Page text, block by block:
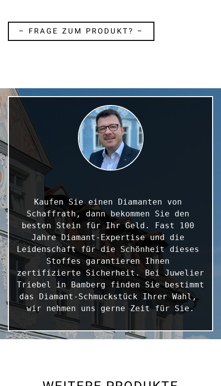
– FRAGE ZUM PRODUKT? –
Kaufen Sie einen Diamanten von
Schaffrath, dann bekommen Sie den
besten Stein für Ihr Geld. Fast 100
Jahre Diamant-Expertise und die
Leidenschaft für die Schönheit dieses
Stoffes garantieren Ihnen
zertifizierte Sicherheit. Bei Juwelier
Triebel in Bamberg finden Sie bestimmt
das Diamant-Schmuckstück Ihrer Wahl,
wir nehmen uns gerne Zeit für Sie.